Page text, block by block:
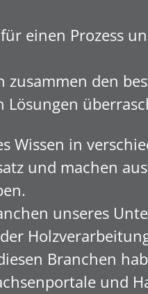
einen Prozess
den
Wissen in
und machen
unseres
Branchen
und